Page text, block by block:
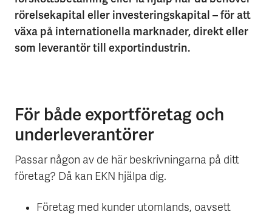
rörelsekapital eller investeringskapital – för att
växa på internationella marknader, direkt eller
som leverantör till exportindustrin.
För både exportföretag och
underleverantörer
Passar någon av de här beskrivningarna på ditt
företag? Då kan EKN hjälpa dig.
Företag med kunder utomlands, oavsett